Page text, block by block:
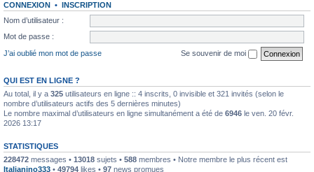
CONNEXION • INSCRIPTION
Nom d’utilisateur :
Mot de passe :
J’ai oublié mon mot de passe
Se souvenir de moi
QUI EST EN LIGNE ?
Au total, il y a 325 utilisateurs en ligne :: 4 inscrits, 0 invisible et 321 invités (selon le
nombre d’utilisateurs actifs des 5 dernières minutes)
Le nombre maximal d’utilisateurs en ligne simultanément a été de 6946 le ven. 20 févr.
2026 13:17
STATISTIQUES
228472 messages • 13018 sujets • 588 membres • Notre membre le plus récent est
Italianino333 • 49794 likes • 97 news promues